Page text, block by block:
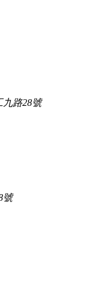
九路28號
號